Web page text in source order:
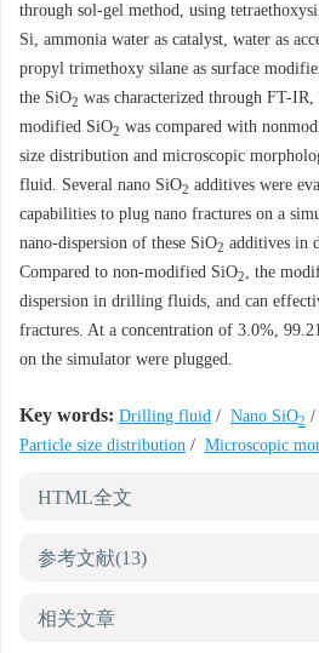
through sol-gel method, using
Si, ammonia water as catalyst, water as
propyl trimethoxy silane as surface
the SiO2 was characterized through FT-
modified SiO2 was compared with
size distribution and microscopic
fluid. Several nano SiO2 additives were
capabilities to plug nano fractures on a
nano-dispersion of these SiO2 additives in
Compared to non-modified SiO2, the
dispersion in drilling fluids, and can
fractures. At a concentration of 3.0%,
on the simulator were plugged.
Key words: Drilling fluid / Nano SiO2 /
Particle size distribution / Microscopic
HTML全文
参考文献(13)
相关文章